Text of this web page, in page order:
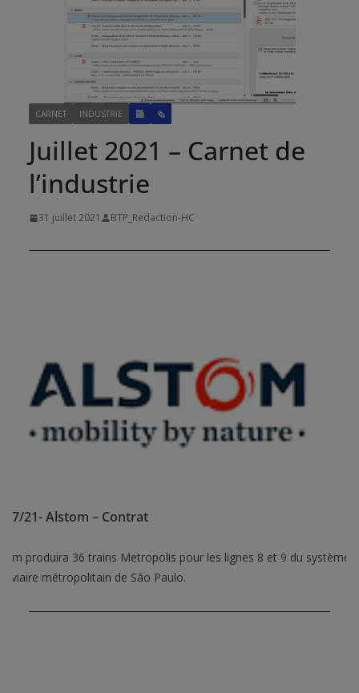
CARNET INDUSTRIE 🗞
Juillet 2021 – Carnet de
l’industrie
31 juillet 2021 BTP_Redaction-HC
07/21- Alstom – Contrat
produira 36 trains Metropolis pour les lignes 8 et 9 du système
métropolitain de São Paulo.